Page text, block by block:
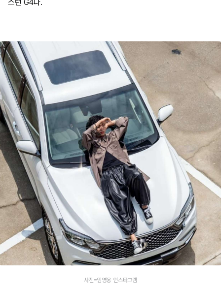
스턴 G4다.
사진=임영웅 인스타그램